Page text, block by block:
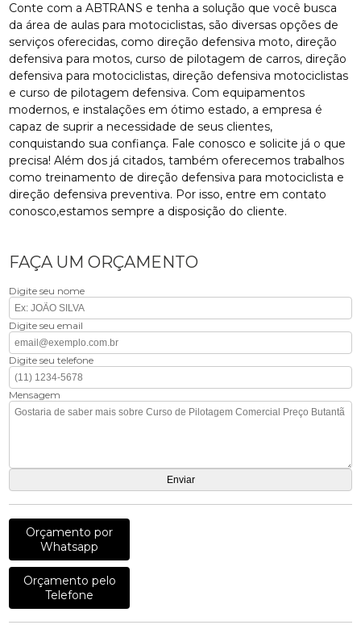
Conte com a ABTRANS e tenha a solução que você busca
da área de aulas para motociclistas, são diversas opções de
serviços oferecidas, como direção defensiva moto, direção
defensiva para motos, curso de pilotagem de carros, direção
defensiva para motociclistas, direção defensiva motociclistas
e curso de pilotagem defensiva. Com equipamentos
modernos, e instalações em ótimo estado, a empresa é
capaz de suprir a necessidade de seus clientes,
conquistando sua confiança. Fale conosco e solicite já o que
precisa! Além dos já citados, também oferecemos trabalhos
como treinamento de direção defensiva para motociclista e
direção defensiva preventiva. Por isso, entre em contato
conosco,estamos sempre a disposição do cliente.
FAÇA UM ORÇAMENTO
Digite seu nome
Digite seu email
Digite seu telefone
Mensagem
Orçamento por
Whatsapp
Orçamento pelo
Telefone